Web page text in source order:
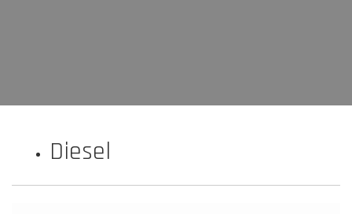
Diesel